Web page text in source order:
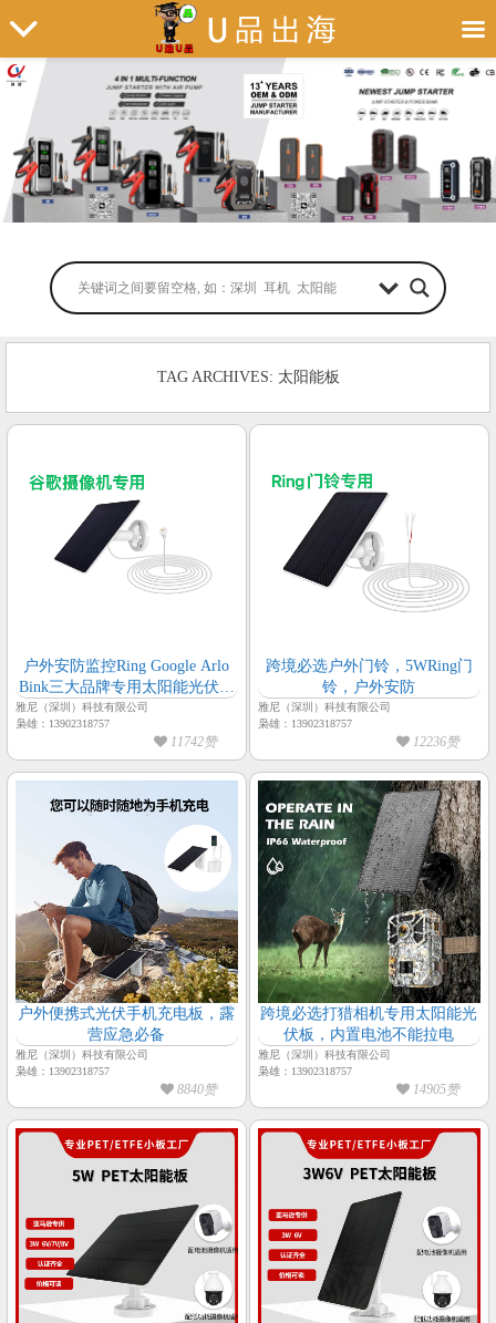
TAG ARCHIVES: 太阳能板
户外安防监控Ring Google Arlo
Bink三大品牌专用太阳能光伏板
接口
雅尼（深圳）科技有限公司
枭雄：13902318757
11742赞
跨境必选户外门铃，5WRing门
铃，户外安防
雅尼（深圳）科技有限公司
枭雄：13902318757
12236赞
户外便携式光伏手机充电板，露
营应急必备
雅尼（深圳）科技有限公司
枭雄：13902318757
8840赞
跨境必选打猎相机专用太阳能光
伏板，内置电池不能拉电
雅尼（深圳）科技有限公司
枭雄：13902318757
14905赞